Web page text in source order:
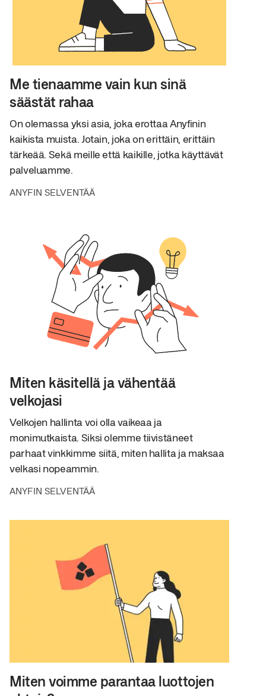
Me tienaamme vain kun sinä
säästät rahaa
On olemassa yksi asia, joka erottaa Anyfinin
kaikista muista. Jotain, joka on erittäin, erittäin
tärkeää. Sekä meille että kaikille, jotka käyttävät
palveluamme.
ANYFIN SELVENTÄÄ
Miten käsitellä ja vähentää
velkojasi
Velkojen hallinta voi olla vaikeaa ja
monimutkaista. Siksi olemme tiivistäneet
parhaat vinkkimme siitä, miten hallita ja maksaa
velkasi nopeammin.
ANYFIN SELVENTÄÄ
Miten voimme parantaa luottojen